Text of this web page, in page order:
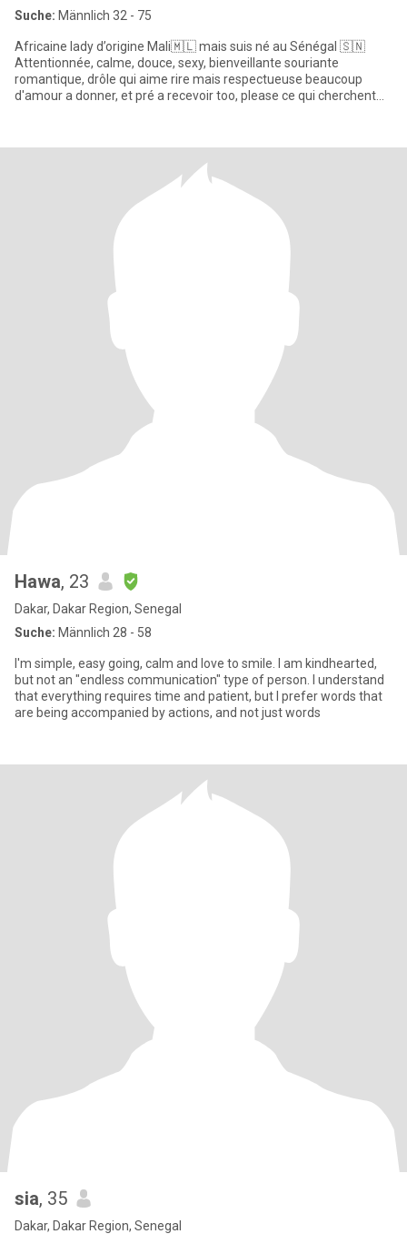
Suche: Männlich 32 - 75
Africaine lady d’origine Mali🇲🇱 mais suis né au Sénégal 🇸🇳
Attentionnée, calme, douce, sexy, bienveillante souriante
romantique, drôle qui aime rire mais respectueuse beaucoup
d'amour a donner, et pré a recevoir too, please ce qui cherchent
Hawa, 23
Dakar, Dakar Region, Senegal
Suche: Männlich 28 - 58
I'm simple, easy going, calm and love to smile. I am kindhearted,
but not an "endless communication" type of person. I understand
that everything requires time and patient, but I prefer words that
are being accompanied by actions, and not just words
sia, 35
Dakar, Dakar Region, Senegal